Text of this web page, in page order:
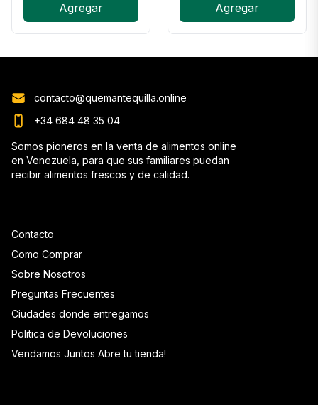
Agregar Agregar
Contacto
Como Comprar
Sobre Nosotros
Preguntas Frecuentes
Ciudades donde entregamos
Politica de Devoluciones
Vendamos Juntos Abre tu tienda!
contacto@quemantequilla.online
+34 684 48 35 04
Somos pioneros en la venta de alimentos online
en Venezuela, para que sus familiares puedan
recibir alimentos frescos y de calidad.